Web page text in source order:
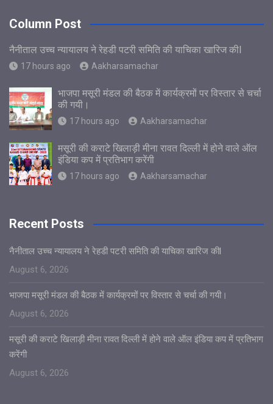
Column Post
नैनीताल उच्च न्यायालय ने रेहडी पटरी समिति की याचिका खारिज कीl
17 hours ago Aakharsamachar
भाजपा मसूरी मंडल की बैठक में कार्यक्रमों पर विस्तार से चर्चा
की गयी।
17 hours ago Aakharsamachar
मसूरी की कराटे खिलाड़ी मीना रावत दिल्ली में होने वाले ऑल
इंडिया कप में प्रतिभाग करेंगी
17 hours ago Aakharsamachar
Recent Posts
नैनीताल उच्च न्यायालय ने रेहडी पटरी समिति की याचिका खारिज कीl
August 6, 2026
भाजपा मसूरी मंडल की बैठक में कार्यक्रमों पर विस्तार से चर्चा की गयी।
August 6, 2026
मसूरी की कराटे खिलाड़ी मीना रावत दिल्ली में होने वाले ऑल इंडिया कप में प्रतिभाग
करेंगी
August 6, 2026